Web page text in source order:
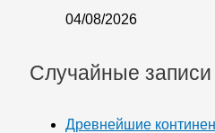
04/08/2026
Случайные записи
Древнейшие